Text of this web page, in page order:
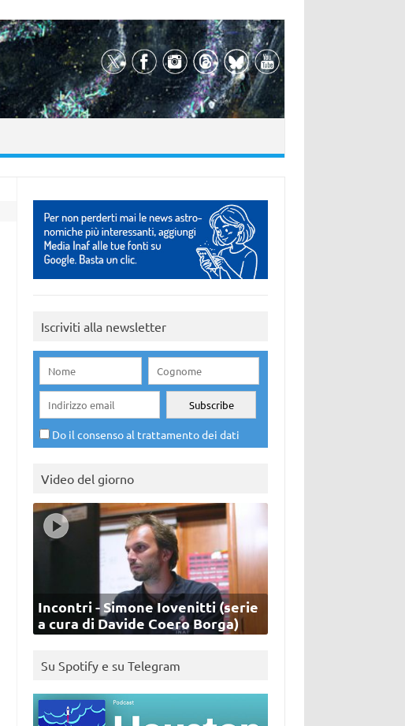
Iscriviti alla newsletter
Do il consenso al trattamento dei dati
Video del giorno
Incontri - Simone Iovenitti (serie
a cura di Davide Coero Borga)
Su Spotify e su Telegram